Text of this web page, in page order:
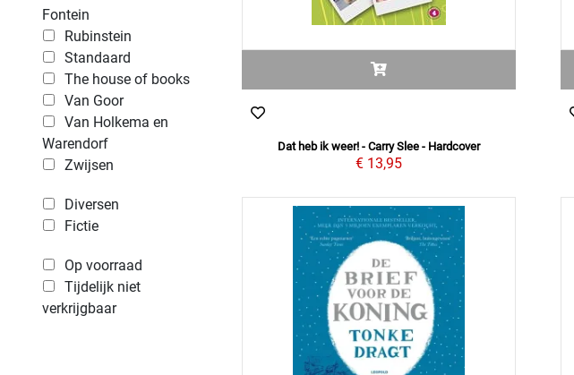
Fontein
Rubinstein
Standaard
The house of books
Van Goor
Van Holkema en
Warendorf
Zwijsen
Diversen
Fictie
Op voorraad
Tijdelijk niet
verkrijgbaar
Dat heb ik weer! - Carry Slee - Hardcover
€ 13,95